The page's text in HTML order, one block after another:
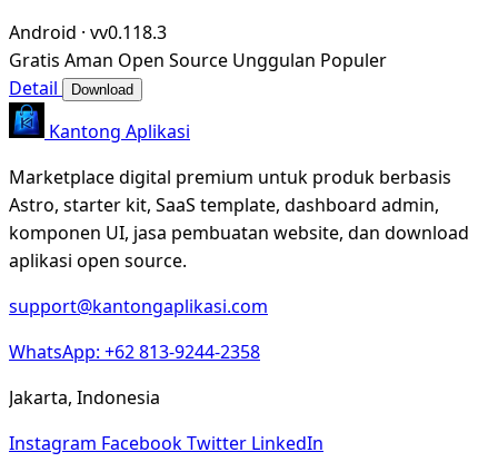
Android · vv0.118.3
Gratis Aman Open Source Unggulan Populer
Detail
Download
Kantong Aplikasi
Marketplace digital premium untuk produk berbasis
Astro, starter kit, SaaS template, dashboard admin,
komponen UI, jasa pembuatan website, dan download
aplikasi open source.
support@kantongaplikasi.com
WhatsApp: +62 813-9244-2358
Jakarta, Indonesia
Instagram FacebookTwitter LinkedIn